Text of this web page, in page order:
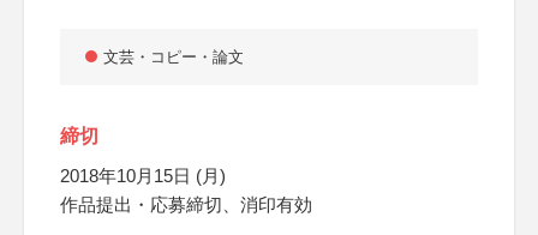
文芸・コピー・論文
締切
2018年10月15日 (月)
作品提出・応募締切、消印有効